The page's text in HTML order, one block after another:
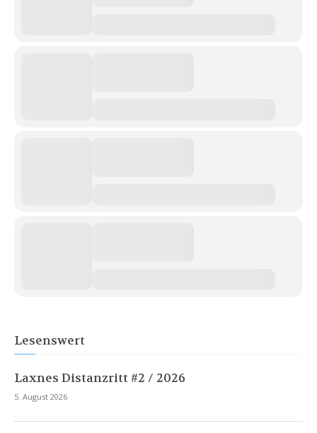
Lesenswert
Laxnes Distanzritt #2 / 2026
5. August 2026